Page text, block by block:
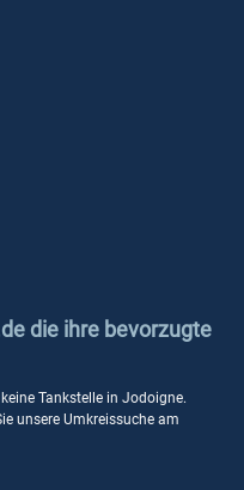
die ihre bevorzugte
Tankstelle in Jodoigne.
unsere Umkreissuche am